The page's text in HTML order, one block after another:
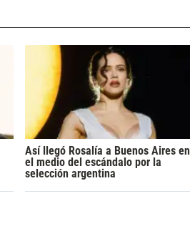
Así llegó Rosalía a Buenos Aires en
el medio del escándalo por la
selección argentina